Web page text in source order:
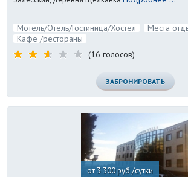
Мотель/Отель/Гостиница/Хостел
Места
Кафе /рестораны
(16 голосов)
ЗАБРОНИРОВАТЬ
от 3 300 руб./сутки